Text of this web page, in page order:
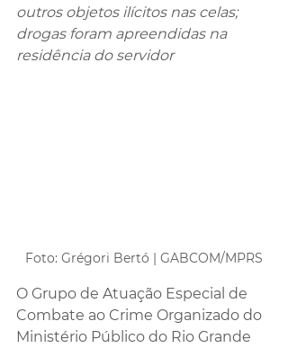
outros objetos ilícitos nas celas;
drogas foram apreendidas na
residência do servidor
Foto: Grégori Bertó | GABCOM/MPRS
O Grupo de Atuação Especial de
Combate ao Crime Organizado do
Ministério Público do Rio Grande